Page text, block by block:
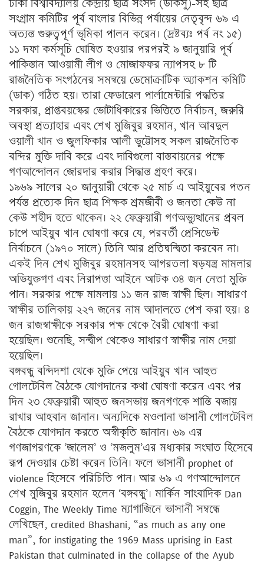
ঢাকা বিশ্ববিদ্যালয় কেন্দ্রীয় ছাত্র সংসদ (ডাকসু)-সহ ছাত্র
সংগ্রাম কমিটির পূর্ব বাংলার বিভিন্ন পর্যায়ের নেতৃবৃন্দ ৬৯ এ
অত্যন্ত গুরুত্বপূর্ণ ভূমিকা পালন করেন। (দ্রষ্টব্যঃ পর্ব নং ১৫)
১১ দফা কর্মসূচি ঘোষিত হওয়ার পরপরই ৯ জানুয়ারি পূর্ব
পাকিস্তান আওয়ামী লীগ ও মোজাফফর ন্যাপসহ ৮ টি
রাজনৈতিক সংগঠনের সমন্বয়ে ডেমোক্রাটিক অ্যাকশন কমিটি
(ডাক) গঠিত হয়। তারা ফেডারেল পার্লামেন্টারি পদ্ধতির
সরকার, প্রাপ্তবয়স্কের ভোটাধিকারের ভিত্তিতে নির্বাচন, জরুরি
অবস্থা প্রত্যাহার এবং শেখ মুজিবুর রহমান, খান আবদুল
ওয়ালী খান ও জুলফিকার আলী ভুট্টোসহ সকল রাজনৈতিক
বন্দির মুক্তি দাবি করে এবং দাবিগুলো বাস্তবায়নের পক্ষে
গণআন্দোলন জোরদার করার সিদ্ধান্ত গ্রহণ করে।
১৯৬৯ সালের ২০ জানুয়ারী থেকে ২৫ মার্চ এ আইয়ুবের পতন
পর্যন্ত প্রত্যেক দিন ছাত্র শিক্ষক শ্রমজীবী ও জনতা কেউ না
কেউ শহীদ হতে থাকেন। ২২ ফেব্রুয়ারী গণঅভ্যুত্থানের প্রবল
চাপে আইয়ুব খান ঘোষণা করে যে, পরবর্তী প্রেসিডেন্ট
নির্বাচনে (১৯৭০ সালে) তিনি আর প্রতিদ্বন্দ্বিতা করবেন না।
একই দিন শেখ মুজিবুর রহমানসহ আগরতলা ষড়যন্ত্র মামলার
অভিযুক্তগণ এবং নিরাপত্তা আইনে আটক ৩৪ জন নেতা মুক্তি
পান। সরকার পক্ষে মামলায় ১১ জন রাজ স্বাক্ষী ছিল। সাধারণ
স্বাক্ষীর তালিকায় ২২৭ জনের নাম আদালতে পেশ করা হয়। ৪
জন রাজস্বাক্ষীকে সরকার পক্ষ থেকে বৈরী ঘোষণা করা
হয়েছিল। শুনেছি, সন্দ্বীপ থেকেও সাধারণ স্বাক্ষীর নাম দেয়া
হয়েছিল।
বঙ্গবন্ধু বন্দিদশা থেকে মুক্তি পেয়ে আইয়ুব খান আহুত
গোলটেবিল বৈঠকে যোগদানের কথা ঘোষণা করেন এবং পর
দিন ২৩ ফেব্রুয়ারী আহুত জনসভায় জনগণকে শান্তি বজায়
রাখার আহবান জানান। অন্যদিকে মওলানা ভাসানী গোলটেবিল
বৈঠকে যোগদান করতে অস্বীকৃতি জানান। ৬৯ এর
গণজাগরণকে ‘জালেম’ ও ‘মজলুম’এর মধ্যকার সংঘাত হিসেবে
রূপ দেওয়ার চেষ্টা করেন তিনি। ফলে ভাসানী prophet of
violence হিসেবে পরিচিতি পান। আর ৬৯ এ গণআন্দোলনে
শেখ মুজিবুর রহমান হলেন ‘বঙ্গবন্ধু’। মার্কিন সাংবাদিক Dan
Coggin, The Weekly Time ম্যাগাজিনে ভাসানী সম্বন্ধে
লেখিছেন, credited Bhashani, “as much as any one
man”, for instigating the 1969 Mass uprising in East
Pakistan that culminated in the collapse of the Ayub